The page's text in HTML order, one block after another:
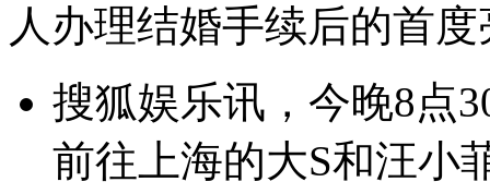
人办理结婚手续后的首
搜狐娱乐讯，今晚8点
前往上海的大S和汪小